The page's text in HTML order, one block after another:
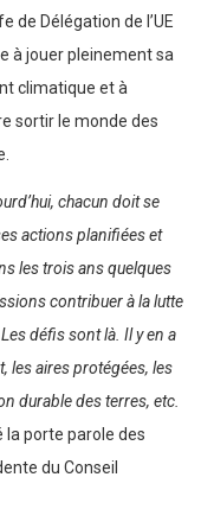
de Délégation de l’UE
à jouer pleinement sa
climatique et à
sortir le monde des
chacun doit se
actions planifiées et
les trois ans quelques
contribuer à la lutte
défis sont là. Il y en a
les aires protégées, les
durable des terres, etc.
la porte parole des
du Conseil